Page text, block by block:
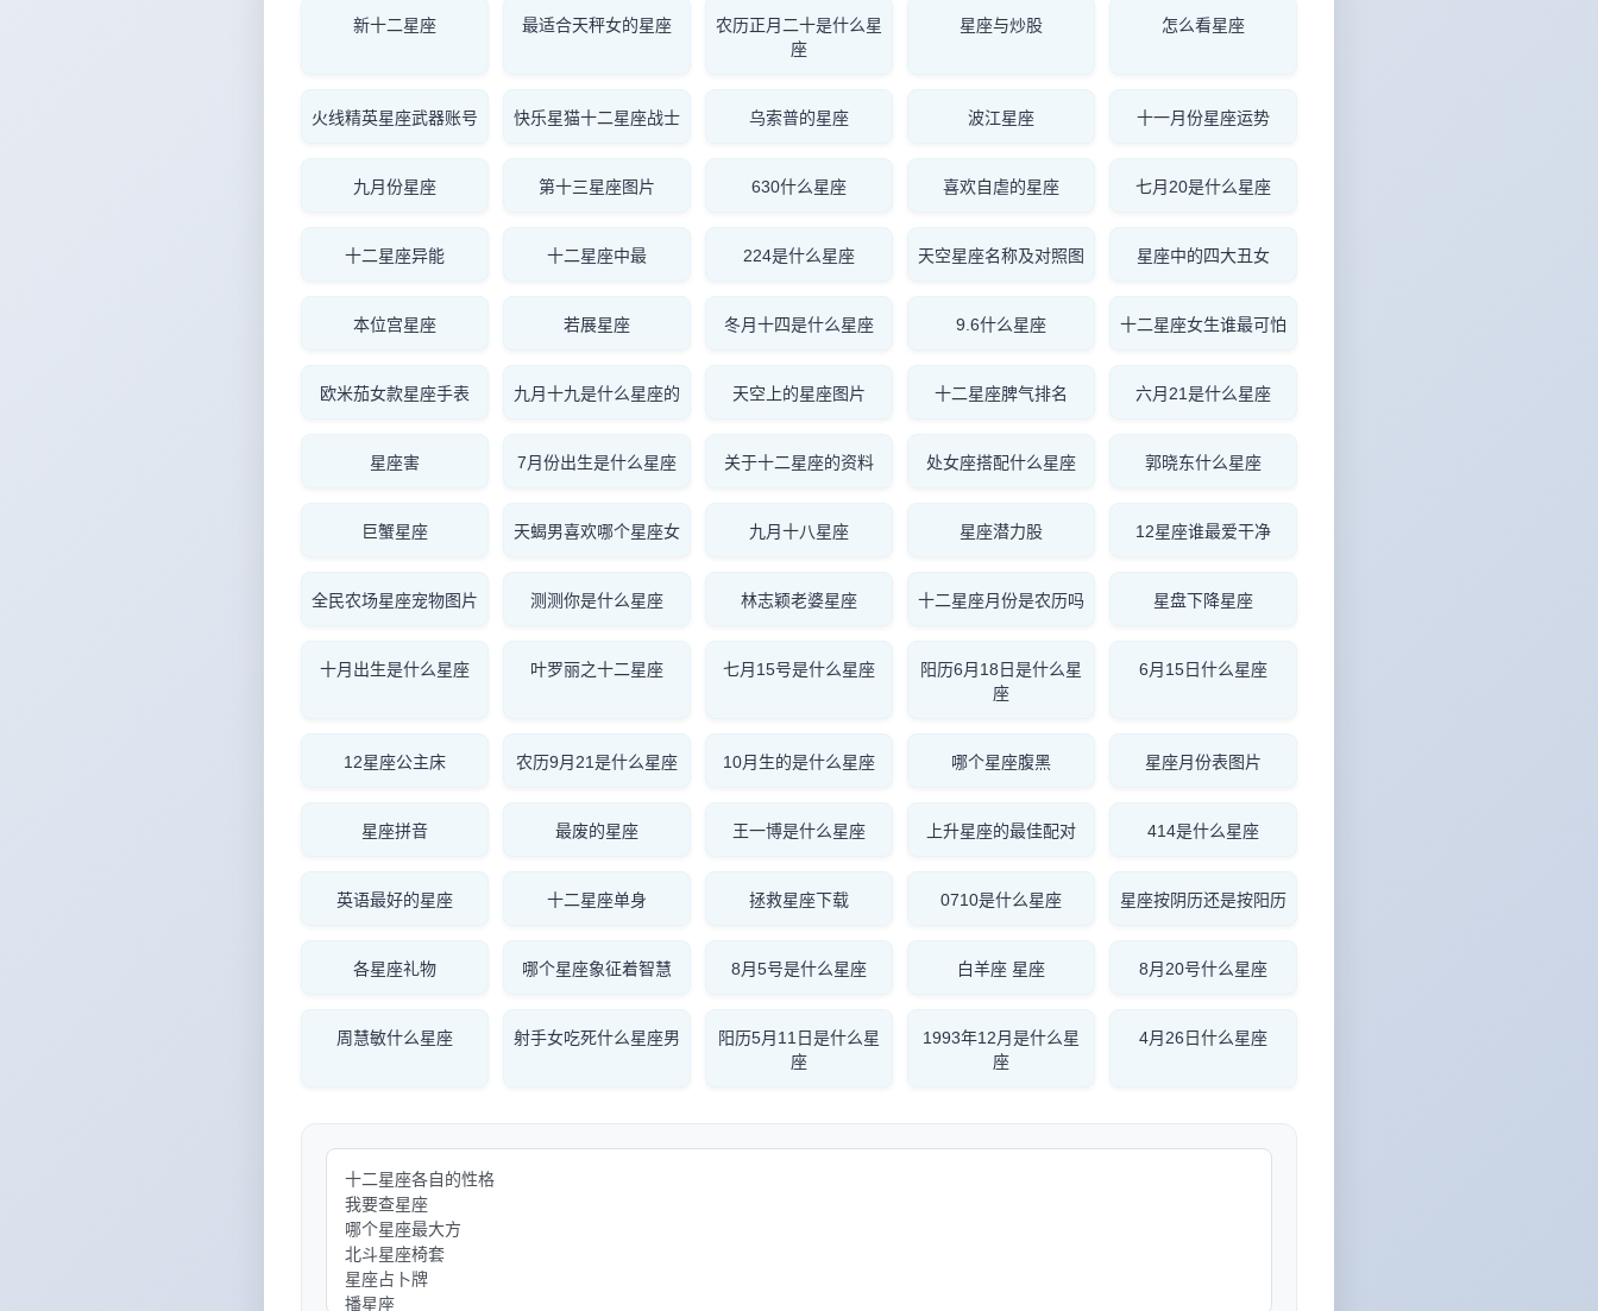
新十二星座 最适合天秤女的星座
农历正月二十是什么星
座
星座与炒股 怎么看星座
火线精英星座武器账号 快乐星猫十二星座战士 乌索普的星座 波江星座 十一月份星座运势
九月份星座 第十三星座图片 630什么星座 喜欢自虐的星座 七月20是什么星座
十二星座异能 十二星座中最 224是什么星座 天空星座名称及对照图 星座中的四大丑女
本位宫星座 若展星座 冬月十四是什么星座 9.6什么星座 十二星座女生谁最可怕
欧米茄女款星座手表 九月十九是什么星座的 天空上的星座图片 十二星座脾气排名 六月21是什么星座
星座害 7月份出生是什么星座 关于十二星座的资料 处女座搭配什么星座 郭晓东什么星座
巨蟹星座 天蝎男喜欢哪个星座女 九月十八星座 星座潜力股 12星座谁最爱干净
全民农场星座宠物图片 测测你是什么星座 林志颖老婆星座 十二星座月份是农历吗 星盘下降星座
十月出生是什么星座 叶罗丽之十二星座 七月15号是什么星座
阳历6月18日是什么星
座
6月15日什么星座
12星座公主床 农历9月21是什么星座 10月生的是什么星座 哪个星座腹黑 星座月份表图片
星座拼音 最废的星座 王一博是什么星座 上升星座的最佳配对 414是什么星座
英语最好的星座 十二星座单身 拯救星座下载 0710是什么星座 星座按阴历还是按阳历
各星座礼物 哪个星座象征着智慧 8月5号是什么星座 白羊座 星座 8月20号什么星座
周慧敏什么星座 射手女吃死什么星座男
阳历5月11日是什么星
座
1993年12月是什么星
座
4月26日什么星座